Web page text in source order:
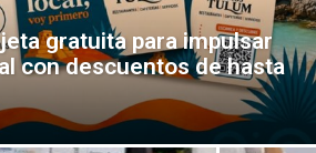
gratuita para impulsar
con descuentos de hasta